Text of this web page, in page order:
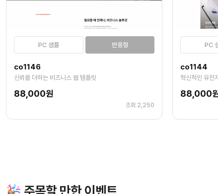
PC 샘플 반응형
co1146
신뢰를 더하는 비즈니스 웹 템플릿
88,000원
조회 2,250
PC
co1144
혁신적인 유전
88,000
주목할 만한 이벤트